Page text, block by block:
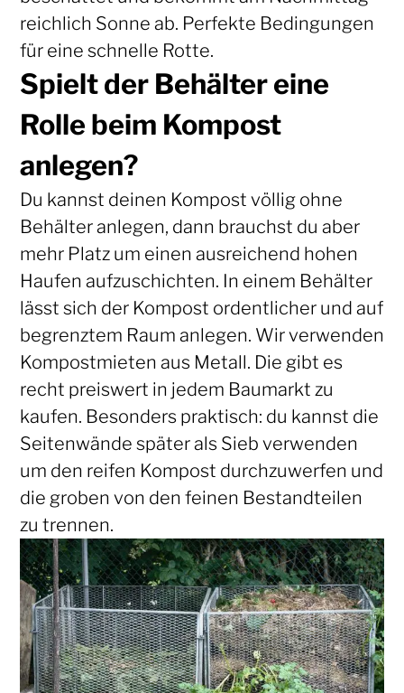
reichlich Sonne ab. Perfekte Bedingungen
für eine schnelle Rotte.
Spielt der Behälter eine
Rolle beim Kompost
anlegen?
Du kannst deinen Kompost völlig ohne
Behälter anlegen, dann brauchst du aber
mehr Platz um einen ausreichend hohen
Haufen aufzuschichten. In einem Behälter
lässt sich der Kompost ordentlicher und auf
begrenztem Raum anlegen. Wir verwenden
Kompostmieten aus Metall. Die gibt es
recht preiswert in jedem Baumarkt zu
kaufen. Besonders praktisch: du kannst die
Seitenwände später als Sieb verwenden
um den reifen Kompost durchzuwerfen und
die groben von den feinen Bestandteilen
zu trennen.